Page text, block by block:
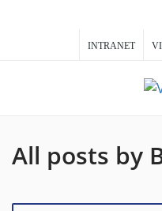
INTRANET
All posts by